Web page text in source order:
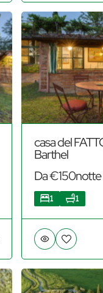
casa del
Barthel
Da €150notte
1 1